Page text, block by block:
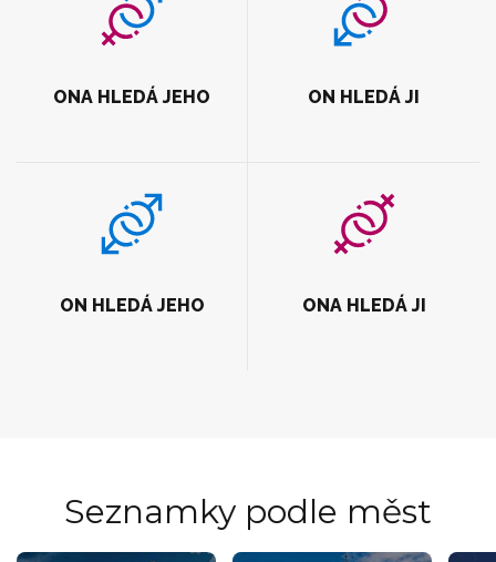
ONA HLEDÁ JEHO ON HLEDÁ JI
ON HLEDÁ JEHO ONA HLEDÁ JI
Seznamky podle měst